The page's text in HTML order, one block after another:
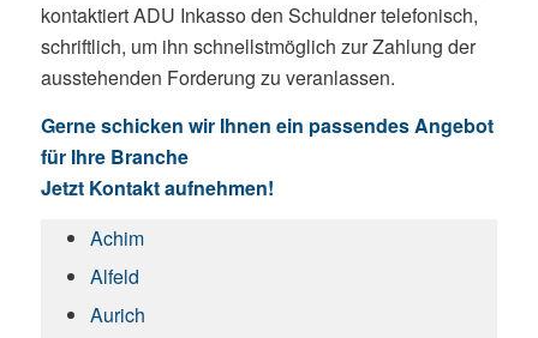
kontaktiert ADU Inkasso den Schuldner telefonisch,
schriftlich, um ihn schnellstmöglich zur Zahlung der
ausstehenden Forderung zu veranlassen.
Gerne schicken wir Ihnen ein passendes Angebot
für Ihre Branche
Jetzt Kontakt aufnehmen!
Achim
Alfeld
Aurich